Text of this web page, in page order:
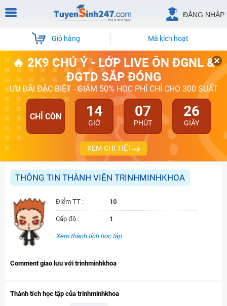
ĐĂNG NHẬP
Giỏ hàng Mã kích hoạt
🔥 2K9 CHÚ Ý - LỚP LIVE ÔN ĐGNL &
ĐGTD SẮP ĐÓNG
ƯU ĐÃI ĐẶC BIỆT - GIẢM 50% HỌC PHÍ CHỈ CHO 300 SUẤT
CHỈ CÒN 14
GIỜ
07
PHÚT
26
GIÂY
XEM CHI TIẾT
THÔNG TIN THÀNH VIÊN TRINHMINHKHOA
Điểm TT : 10
Cấp độ : 1
Xem thành tích học tập
Comment giao lưu với trinhminhkhoa
Thành tích học tập của trinhminhkhoa